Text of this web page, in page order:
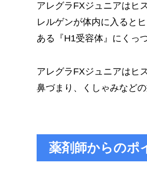
アレグラFXジュニアはヒ
レルゲンが体内に入ると
ある『H1受容体』にくっ
アレグラFXジュニアはヒ
鼻づまり、くしゃみなど
薬剤師からのポ